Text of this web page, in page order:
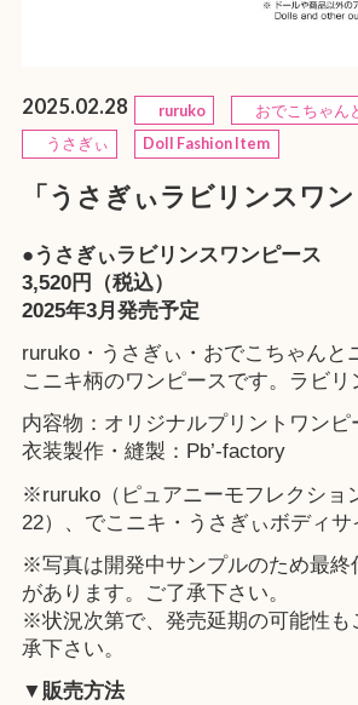
2025.02.28 ruruko
おでこちゃん
うさぎぃ
Doll Fashion Item
「うさぎぃラビリンスワ
●うさぎぃラビリンスワンピース
3,520円（税込）
2025年3月発売予定
ruruko・うさぎぃ・おでこちゃんと
こニキ柄のワンピースです。ラビリ
内容物：オリジナルプリントワンピ
衣装製作・縫製：Pb’-factory
※ruruko（ピュアニーモフレクショ
22）、でこニキ・うさぎぃボディサ
※写真は開発中サンプルのため最終
があります。ご了承下さい。
※状況次第で、発売延期の可能性も
承下さい。
▼販売方法